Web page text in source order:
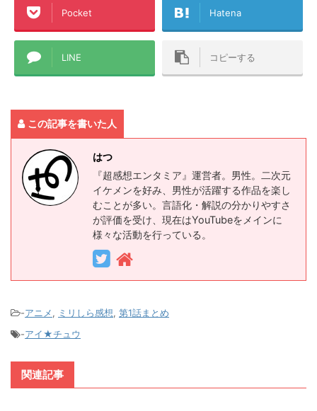
Pocket Hatena
LINE コピーする
この記事を書いた人
はつ
『超感想エンタミア』運営者。男性。二次元
イケメンを好み、男性が活躍する作品を楽し
むことが多い。言語化・解説の分かりやすさ
が評価を受け、現在はYouTubeをメインに
様々な活動を行っている。
-アニメ, ミリしら感想, 第1話まとめ
-アイ★チュウ
関連記事